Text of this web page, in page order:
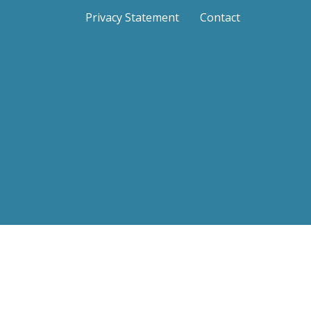
Privacy Statement Contact